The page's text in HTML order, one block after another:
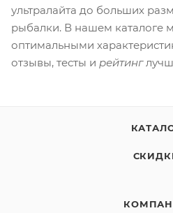
ультралайта до больших
рыбалки. В нашем каталоге
оптимальными
отзывы, тесты и рейтинг